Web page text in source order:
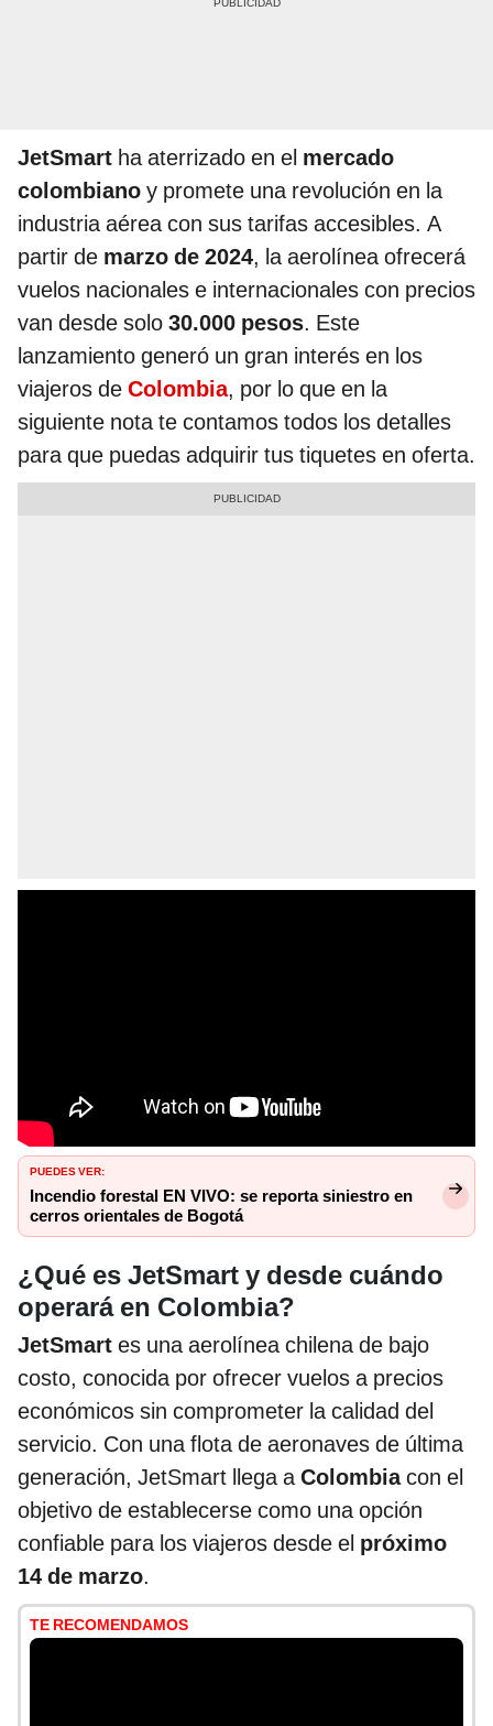
JetSmart ha aterrizado en el mercado
colombiano y promete una revolución en la
industria aérea con sus tarifas accesibles. A
partir de marzo de 2024, la aerolínea ofrecerá
vuelos nacionales e internacionales con precios
van desde solo 30.000 pesos. Este
lanzamiento generó un gran interés en los
viajeros de Colombia, por lo que en la
siguiente nota te contamos todos los detalles
para que puedas adquirir tus tiquetes en oferta.
PUEDES VER:
Incendio forestal EN VIVO: se reporta siniestro en
cerros orientales de Bogotá
¿Qué es JetSmart y desde cuándo
operará en Colombia?
JetSmart es una aerolínea chilena de bajo
costo, conocida por ofrecer vuelos a precios
económicos sin comprometer la calidad del
servicio. Con una flota de aeronaves de última
generación, JetSmart llega aColombiacon el
objetivo de establecerse como una opción
confiable para los viajeros desde el próximo
14 de marzo.
TE RECOMENDAMOS